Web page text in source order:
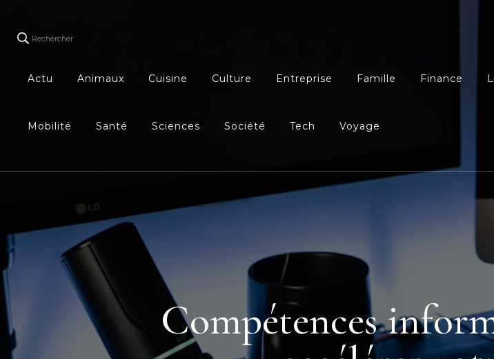
Rechercher
Actu Animaux Cuisine Culture Entreprise Famille Finance
Mobilité Santé Sciences Société Tech Voyage
Compétences